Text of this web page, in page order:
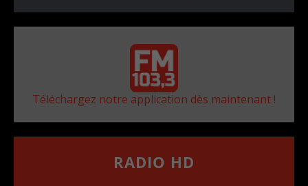
Téléchargez notre application dès maintenant !
RADIO HD